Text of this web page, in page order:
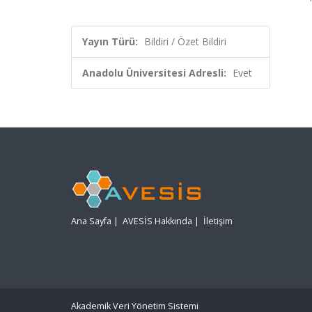
Yayın Türü: Bildiri / Özet Bildiri
Anadolu Üniversitesi Adresli: Evet
Ana Sayfa | AVESİS Hakkında | İletişim
Akademik Veri Yönetim Sistemi